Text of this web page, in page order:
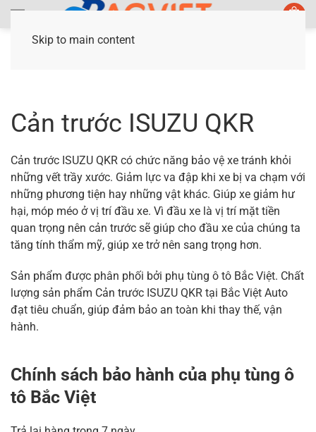
Skip to main content
Cản trước ISUZU QKR
Cản trước ISUZU QKR có chức năng bảo vệ xe tránh khỏi
những vết trầy xước. Giảm lực va đập khi xe bị va chạm với
những phương tiện hay những vật khác. Giúp xe giảm hư
hại, móp méo ở vị trí đầu xe. Vì đầu xe là vị trí mặt tiền
quan trọng nên cản trước sẽ giúp cho đầu xe của chúng ta
tăng tính thẩm mỹ, giúp xe trở nên sang trọng hơn.
Sản phẩm được phân phối bởi phụ tùng ô tô Bắc Việt. Chất
lượng sản phẩm Cản trước ISUZU QKR tại Bắc Việt Auto
đạt tiêu chuẩn, giúp đảm bảo an toàn khi thay thế, vận
hành.
Chính sách bảo hành của phụ tùng ô
tô Bắc Việt